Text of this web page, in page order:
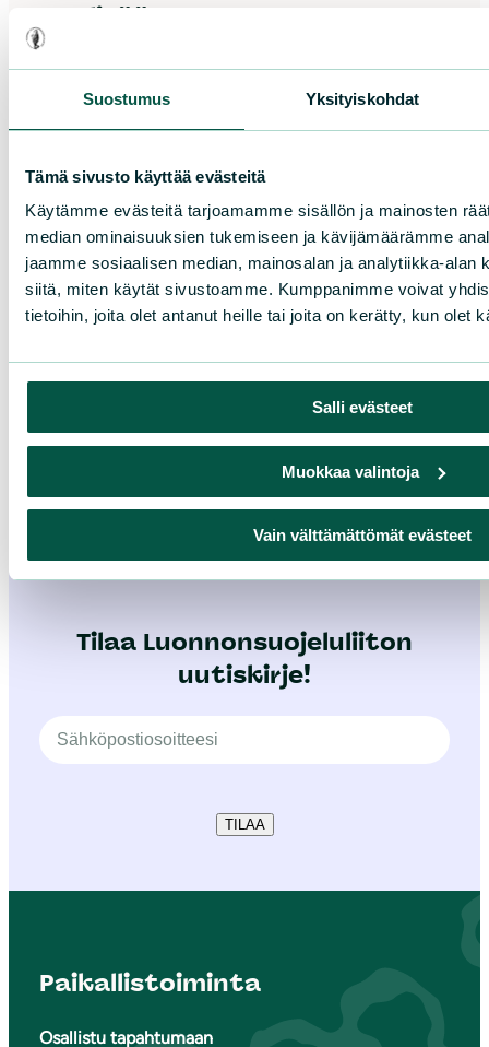
Suostumus Yksityiskohdat
Tämä sivusto käyttää evästeitä
Käytämme evästeitä tarjoamamme sisällön ja mainosten
median ominaisuuksien tukemiseen ja kävijämäärämme
jaamme sosiaalisen median, mainosalan ja analytiikka-alan
siitä, miten käytät sivustoamme. Kumppanimme voivat
tietoihin, joita olet antanut heille tai joita on kerätty, kun olet
Salli evästeet
Muokkaa valintoja
Vain välttämättömät evästeet
Lue lisää
Luonnonsuojelija
Tilaa Luonnonsuojeluliiton
uutiskirje!
TILAA
Paikallistoiminta
Osallistu tapahtumaan